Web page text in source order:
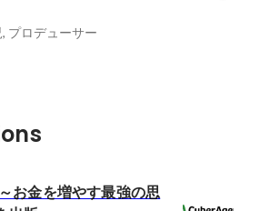
プロデューサー
お金を増やす最強の思